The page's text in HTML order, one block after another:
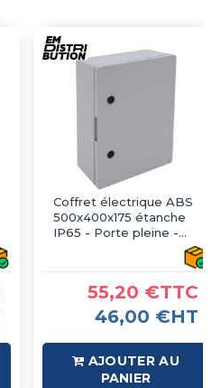
Coffret électrique ABS
500x400x175 étanche
IP65 - Porte pleine -
55,20 €TTC
46,00 €HT
AJOUTER AU
PANIER